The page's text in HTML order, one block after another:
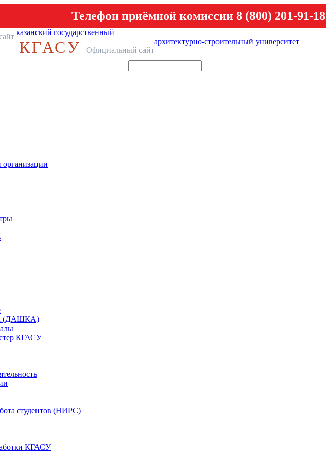
Телефон приёмной комиссии 8 (800) 201-91-18
казанский государственный
архитектурно-строительный университет
КГАСУ Официальный сайт
организации
(ДАШКА)
КГАСУ
студентов (НИРС)
КГАСУ